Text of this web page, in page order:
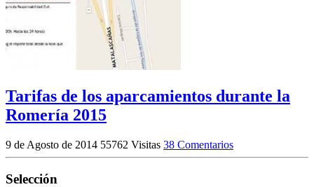
Tarifas de los aparcamientos durante la
Romería 2015
9 de Agosto de 2014 55762 Visitas 38 Comentarios
Selección